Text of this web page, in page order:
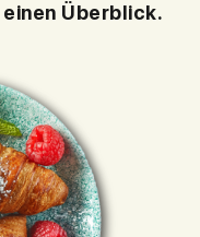
Überblick.